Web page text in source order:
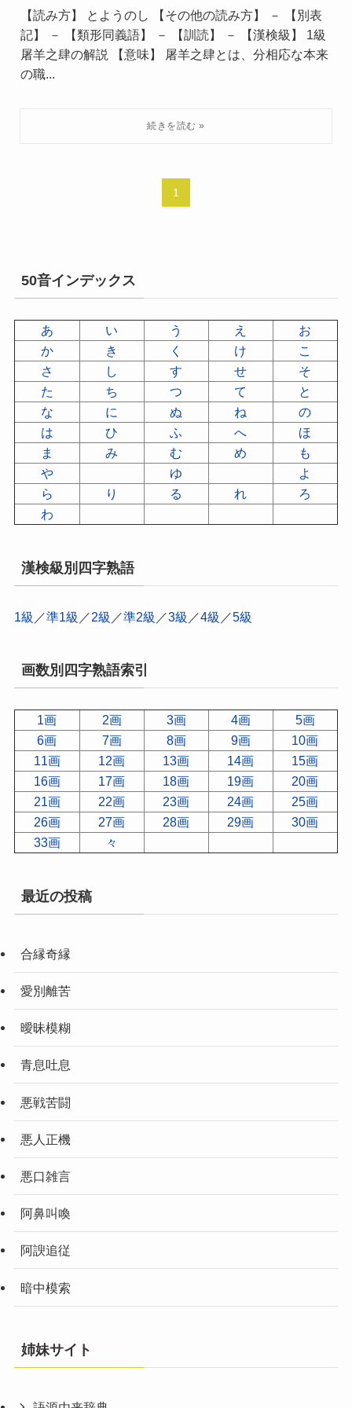
【読み方】 とようのし 【その他の読み方】 － 【別表
記】 － 【類形同義語】 － 【訓読】 － 【漢検級】 1級
屠羊之肆の解説 【意味】 屠羊之肆とは、分相応な本来
の職...
1
50音インデックス
あ い う え
お
か
き く け
こ
さ
し す せ
そ
た
ち つ て
と
な
に ぬ ね
の
は
ひ ふ へ
ほ
ま
み む め
も
や
ゆ
よ
ら
り る れ
ろ
わ
漢検級別四字熟語
1級 ／準1級 ／2級 ／準2級 ／3級 ／4級 ／5級
画数別四字熟語索引
1画 2画 3画 4画
5画
6画
7画 8画 9画
10画
11画
12画 13画 14画
15画
16画
17画 18画 19画
20画
21画
22画 23画 24画
25画
26画
27画 28画 29画
30画
33画
々
最近の投稿
合縁奇縁
愛別離苦
曖昧模糊
青息吐息
悪戦苦闘
悪人正機
悪口雑言
阿鼻叫喚
阿諛追従
暗中模索
姉妹サイト